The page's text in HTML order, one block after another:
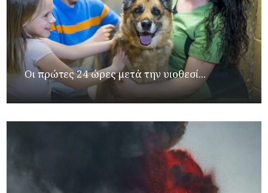
Οι πρώτες 24 ώρες μετά την υιοθεσί...